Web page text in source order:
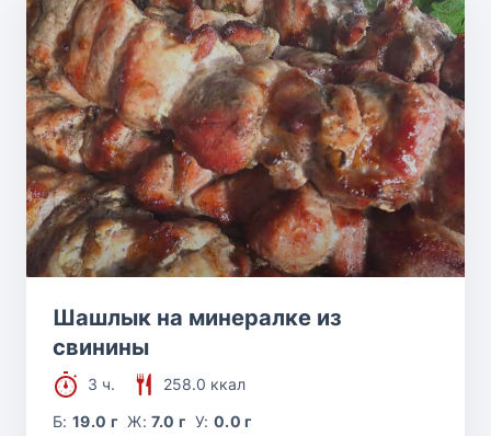
Шашлык на минералке из
свинины
3 ч.
258.0 ккал
Б:19.0 г Ж:7.0 г У:0.0 г